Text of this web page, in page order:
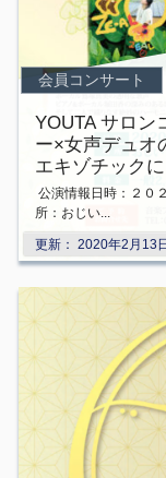
更新： 2020年2月13
会員コンサート
YOUTA サロン
ー×女声デュ
エキゾチックに
公演情報日時：２０
所：おじい...